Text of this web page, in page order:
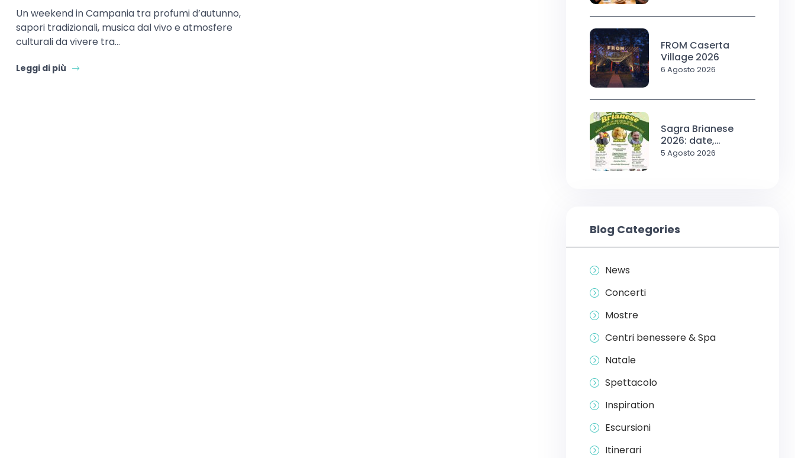
Un weekend in Campania tra profumi d’autunno,
sapori tradizionali, musica dal vivo e atmosfere
culturali da vivere tra…
Leggi di più
FROM Caserta
Village 2026
6 Agosto 2026
Sagra Brianese
2026: date,
programma
5 Agosto 2026
Blog Categories
News
Concerti
Mostre
Centri benessere & Spa
Natale
Spettacolo
Inspiration
Escursioni
Itinerari